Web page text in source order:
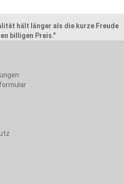
hält länger als die kurze Freude
billigen Preis."